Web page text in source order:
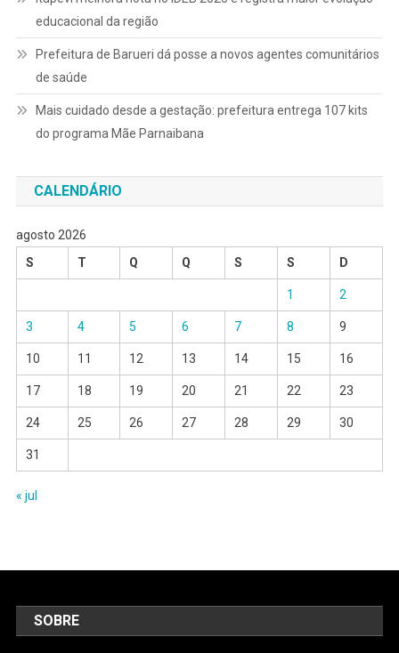
educacional da região
Prefeitura de Barueri dá posse a novos agentes comunitários
de saúde
Mais cuidado desde a gestação: prefeitura entrega 107 kits
do programa Mãe Parnaibana
CALENDÁRIO
agosto 2026
S
T Q Q S S D
1 2
3 4 5 6 7 8 9
10 11 12 13 14 15 16
17 18 19 20 21 22 23
24 25 26 27 28 29 30
31
« jul
SOBRE